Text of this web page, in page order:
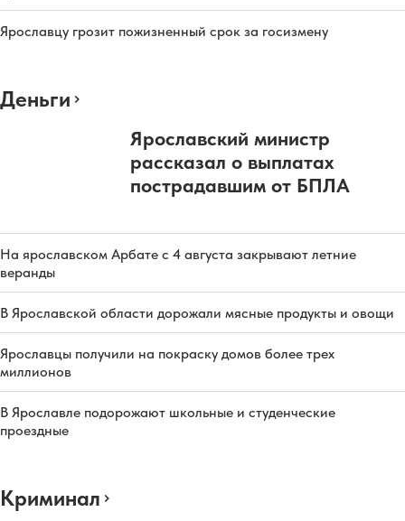
Ярославцу грозит пожизненный срок за госизмену
Деньги
Ярославский министр
рассказал о выплатах
пострадавшим от БПЛА
На ярославском Арбате с 4 августа закрывают летние
веранды
В Ярославской области дорожали мясные продукты и овощи
Ярославцы получили на покраску домов более трех
миллионов
В Ярославле подорожают школьные и студенческие
проездные
Криминал